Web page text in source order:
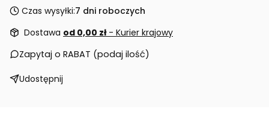
Czas wysyłki:7 dni roboczych
Dostawa od 0,00 zł - Kurier krajowy
Zapytaj o RABAT (podaj ilość)
Udostępnij